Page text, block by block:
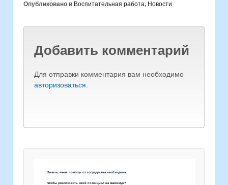
Опубликовано в Воспитательная работа, Новости
Добавить комментарий
Для отправки комментария вам необходимо
авторизоваться
Знаете, какая помощь от государства необходима,
чтобы реализовать свой потенциал на максимум?